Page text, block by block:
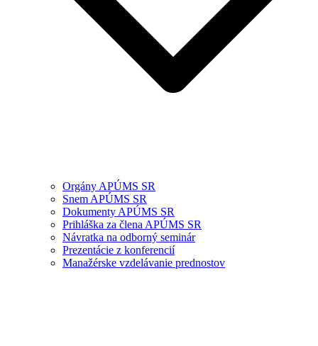
Orgány APÚMS SR
Snem APÚMS SR
Dokumenty APÚMS SR
Prihláška za člena APÚMS SR
Návratka na odborný seminár
Prezentácie z konferencií
Manažérske vzdelávanie prednostov